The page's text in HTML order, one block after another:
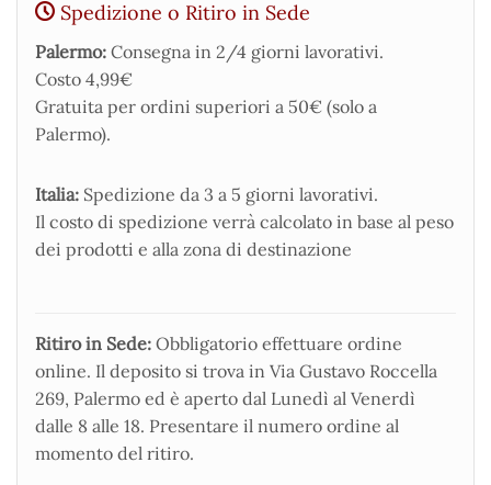
Spedizione o Ritiro in Sede
Palermo: Consegna in 2/4 giorni lavorativi.
Costo 4,99€
Gratuita per ordini superiori a 50€ (solo a
Palermo).
Italia: Spedizione da 3 a 5 giorni lavorativi.
Il costo di spedizione verrà calcolato in base al peso
dei prodotti e alla zona di destinazione
Ritiro in Sede: Obbligatorio effettuare ordine
online. Il deposito si trova in Via Gustavo Roccella
269, Palermo ed è aperto dal Lunedì al Venerdì
dalle 8 alle 18. Presentare il numero ordine al
momento del ritiro.